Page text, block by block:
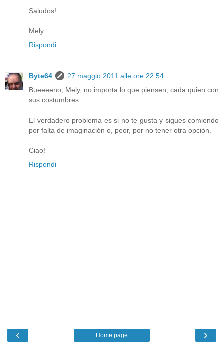
Saludos!
Mely
Rispondi
Byte64
27 maggio 2011 alle ore 22:54
Bueeeeno, Mely, no importa lo que piensen, cada quien con
sus costumbres.
El verdadero problema es si no te gusta y sigues comiendo
por falta de imaginación o, peor, por no tener otra opción.
Ciao!
Rispondi
‹ ›
Home page